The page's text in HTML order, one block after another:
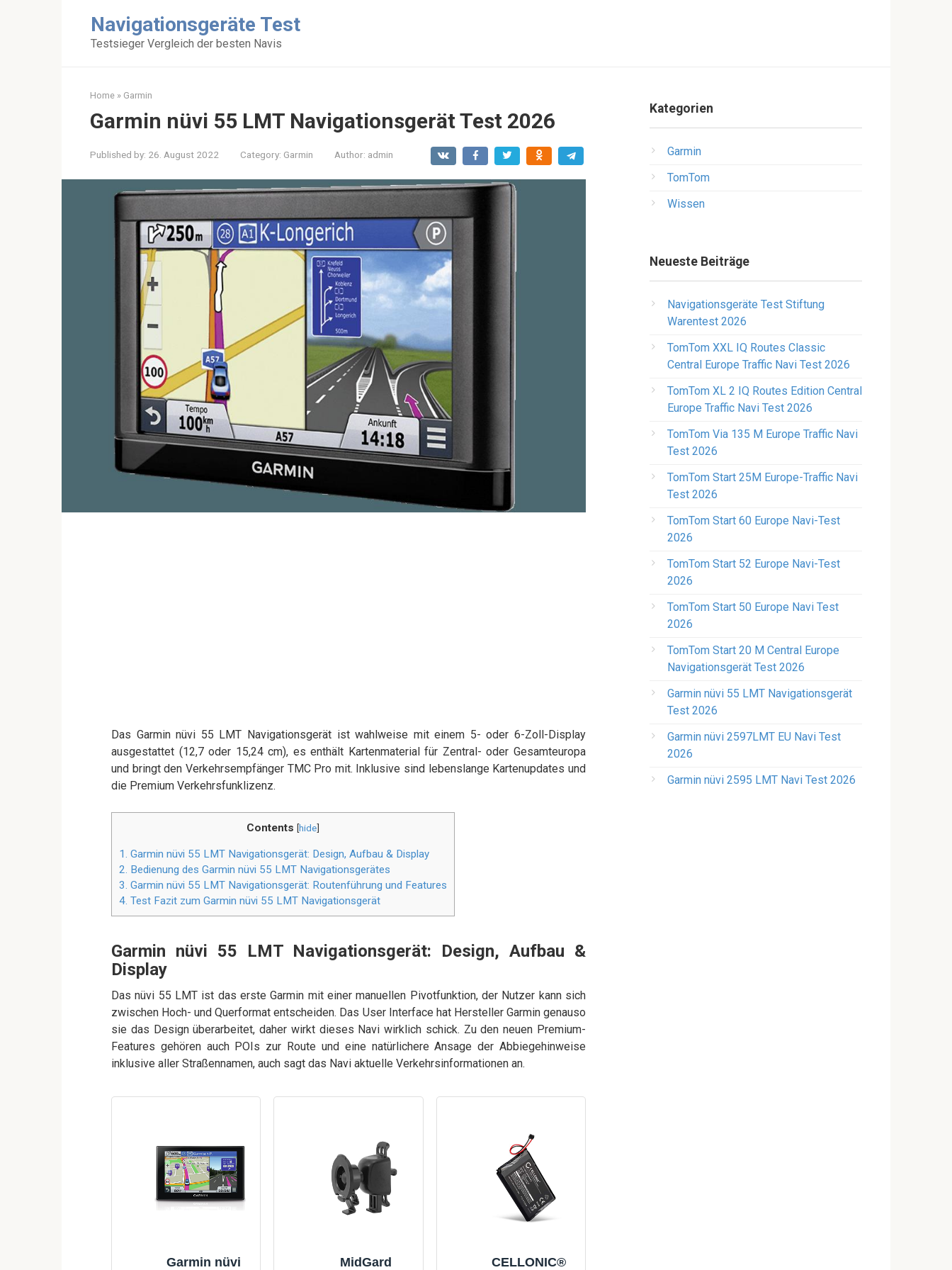
Navigationsgeräte Test
Testsieger Vergleich der besten Navis
Home » Garmin
Garmin nüvi 55 LMT Navigationsgerät Test 2026
Published by: 26. August 2022 Category: Garmin Author: admin
Das Garmin nüvi 55 LMT Navigationsgerät ist wahlweise mit einem 5- oder 6-Zoll-Display
ausgestattet (12,7 oder 15,24 cm), es enthält Kartenmaterial für Zentral- oder Gesamteuropa
und bringt den Verkehrsempfänger TMC Pro mit. Inklusive sind lebenslange Kartenupdates und
die Premium Verkehrsfunklizenz.
Contents [hide]
1. Garmin nüvi 55 LMT Navigationsgerät: Design, Aufbau & Display
2. Bedienung des Garmin nüvi 55 LMT Navigationsgerätes
3. Garmin nüvi 55 LMT Navigationsgerät: Routenführung und Features
4. Test Fazit zum Garmin nüvi 55 LMT Navigationsgerät
Garmin nüvi 55 LMT Navigationsgerät: Design, Aufbau &
Display
Das nüvi 55 LMT ist das erste Garmin mit einer manuellen Pivotfunktion, der Nutzer kann sich
zwischen Hoch- und Querformat entscheiden. Das User Interface hat Hersteller Garmin genauso
sie das Design überarbeitet, daher wirkt dieses Navi wirklich schick. Zu den neuen Premium-
Features gehören auch POIs zur Route und eine natürlichere Ansage der Abbiegehinweise
inklusive aller Straßennamen, auch sagt das Navi aktuelle Verkehrsinformationen an.
Garmin nüvi
MidGard
CELLONIC®
Kategorien
Garmin
TomTom
Wissen
Neueste Beiträge
Navigationsgeräte Test Stiftung
Warentest 2026
TomTom XXL IQ Routes Classic
Central Europe Traffic Navi Test 2026
TomTom XL 2 IQ Routes Edition Central
Europe Traffic Navi Test 2026
TomTom Via 135 M Europe Traffic Navi
Test 2026
TomTom Start 25M Europe-Traffic Navi
Test 2026
TomTom Start 60 Europe Navi-Test
2026
TomTom Start 52 Europe Navi-Test
2026
TomTom Start 50 Europe Navi Test
2026
TomTom Start 20 M Central Europe
Navigationsgerät Test 2026
Garmin nüvi 55 LMT Navigationsgerät
Test 2026
Garmin nüvi 2597LMT EU Navi Test
2026
Garmin nüvi 2595 LMT Navi Test 2026